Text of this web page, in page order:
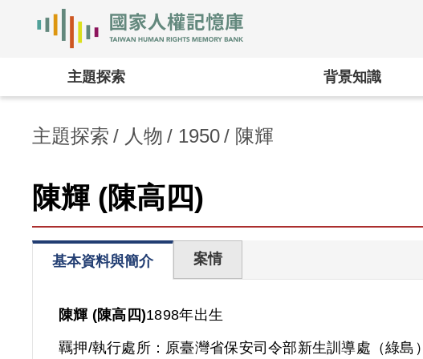
主題探索 背景知識
主題探索 人物 1950 陳輝
陳輝 (陳高四)
基本資料與簡介 案情
陳輝 (陳高四)1898年出生
羈押/執行處所： 原臺灣省保安司令部新生訓導處（綠島）